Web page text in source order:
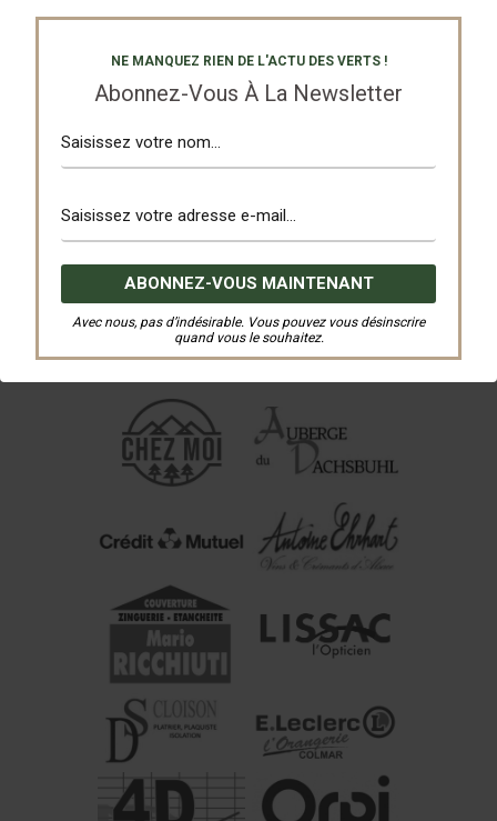
NE MANQUEZ RIEN DE L'ACTU DES VERTS !
Abonnez-Vous À La Newsletter
Avec nous, pas d’indésirable. Vous pouvez vous désinscrire
quand vous le souhaitez.